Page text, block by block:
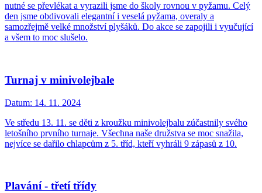
nutné se převlékat a vyrazili jsme do školy rovnou v pyžamu. Celý
den jsme obdivovali elegantní i veselá pyžama, overaly a
samozřejmě velké množství plyšáků. Do akce se zapojili i vyučující
a všem to moc slušelo.
Turnaj v minivolejbale
Datum: 14. 11. 2024
Ve středu 13. 11. se děti z kroužku minivolejbalu zúčastnily svého
letošního prvního turnaje. Všechna naše družstva se moc snažila,
nejvíce se dařilo chlapcům z 5. tříd, kteří vyhráli 9 zápasů z 10.
Plavání - třetí třídy